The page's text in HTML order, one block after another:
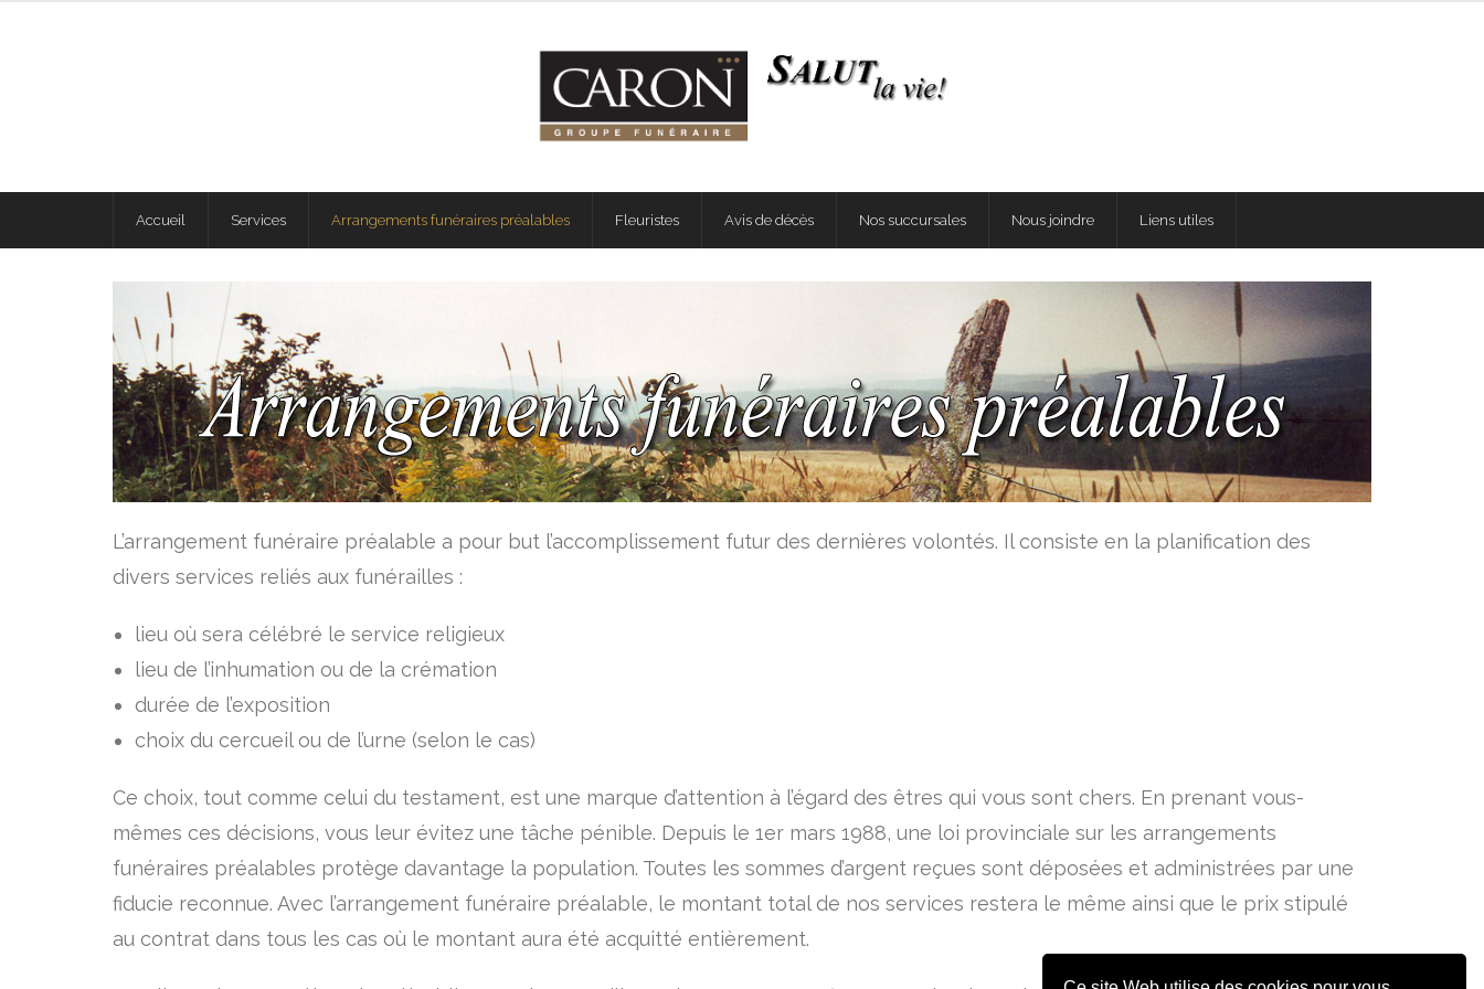
Accueil Services Arrangements funéraires préalables Fleuristes Avis de décès Nos succursales Nous joindre Liens utiles
L’arrangement funéraire préalable a pour but l’accomplissement futur des dernières volontés. Il consiste en la planification des
divers services reliés aux funérailles :
lieu où sera célébré le service religieux
lieu de l’inhumation ou de la crémation
durée de l’exposition
choix du cercueil ou de l’urne (selon le cas)
Ce choix, tout comme celui du testament, est une marque d’attention à l’égard des êtres qui vous sont chers. En prenant vous-
mêmes ces décisions, vous leur évitez une tâche pénible. Depuis le 1er mars 1988, une loi provinciale sur les arrangements
funéraires préalables protège davantage la population. Toutes les sommes d’argent reçues sont déposées et administrées par une
fiducie reconnue. Avec l’arrangement funéraire préalable, le montant total de nos services restera le même ainsi que le prix stipulé
au contrat dans tous les cas où le montant aura été acquitté entièrement.